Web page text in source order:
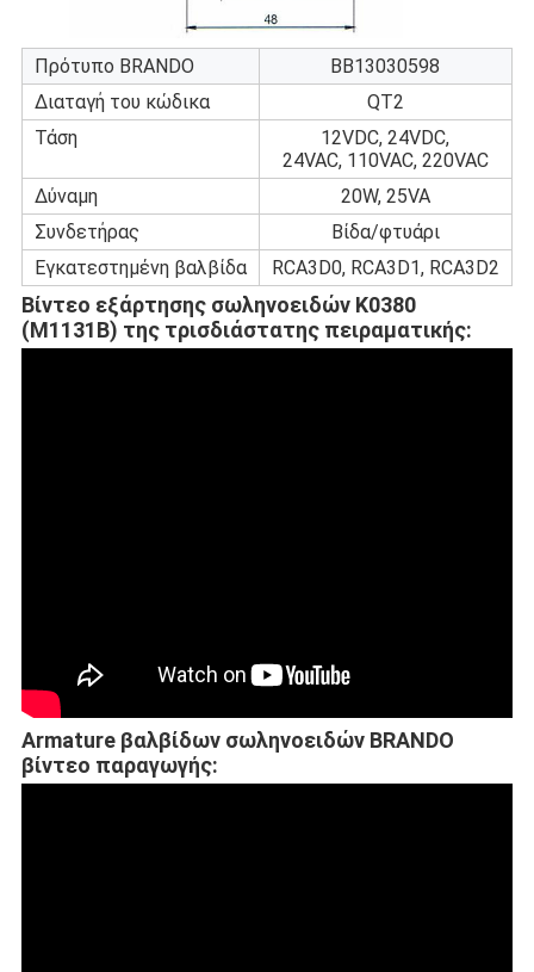
Πρότυπο BRANDO
BB13030598
Διαταγή του κώδικα
QT2
Τάση
12VDC, 24VDC,
24VAC, 110VAC, 220VAC
Δύναμη
20W, 25VA
Συνδετήρας
Βίδα/φτυάρι
Εγκατεστημένη βαλβίδα
RCA3D0, RCA3D1, RCA3D2
Βίντεο εξάρτησης σωληνοειδών K0380
(M1131B) της τρισδιάστατης πειραματικής:
Armature βαλβίδων σωληνοειδών BRANDO
βίντεο παραγωγής: